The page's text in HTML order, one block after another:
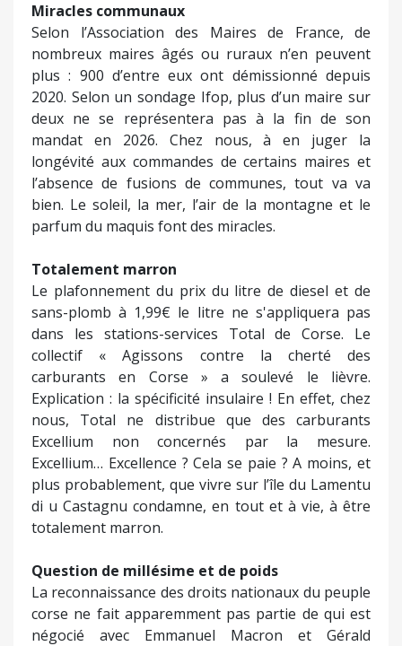
Miracles communaux
Selon l’Association des Maires de France, de
nombreux maires âgés ou ruraux n’en peuvent
plus : 900 d’entre eux ont démissionné depuis
2020. Selon un sondage Ifop, plus d’un maire sur
deux ne se représentera pas à la fin de son
mandat en 2026. Chez nous, à en juger la
longévité aux commandes de certains maires et
l’absence de fusions de communes, tout va va
bien. Le soleil, la mer, l’air de la montagne et le
parfum du maquis font des miracles.
Totalement marron
Le plafonnement du prix du litre de diesel et de
sans-plomb à 1,99€ le litre ne s'appliquera pas
dans les stations-services Total de Corse. Le
collectif « Agissons contre la cherté des
carburants en Corse » a soulevé le lièvre.
Explication : la spécificité insulaire ! En effet, chez
nous, Total ne distribue que des carburants
Excellium non concernés par la mesure.
Excellium… Excellence ? Cela se paie ? A moins, et
plus probablement, que vivre sur l’île du Lamentu
di u Castagnu condamne, en tout et à vie, à être
totalement marron.
Question de millésime et de poids
La reconnaissance des droits nationaux du peuple
corse ne fait apparemment pas partie de qui est
négocié avec Emmanuel Macron et Gérald